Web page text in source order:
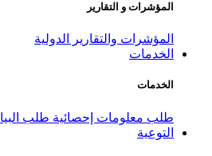
المؤشرات و التقارير
المؤشرات والتقارير الدولية
الخدمات
الخدمات
طلب معلومات إحصائية طلب
التوعية